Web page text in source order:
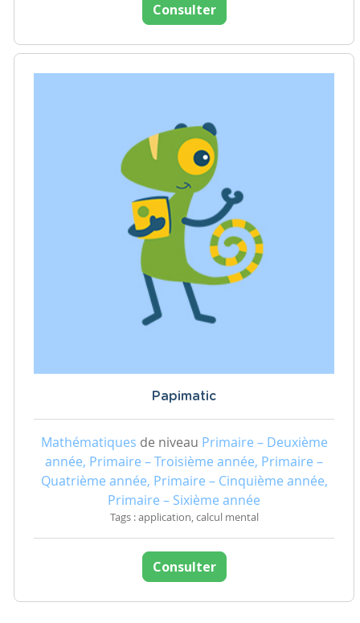
Consulter
Papimatic
Mathématiques de niveau Primaire – Deuxième
année, Primaire – Troisième année, Primaire –
Quatrième année, Primaire – Cinquième année,
Primaire – Sixième année
Tags : application, calcul mental
Consulter